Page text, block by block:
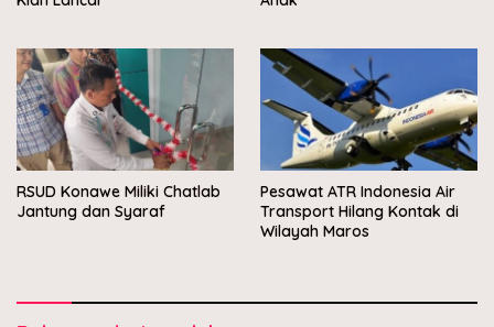
RSUD Konawe Miliki Chatlab
Jantung dan Syaraf
Pesawat ATR Indonesia Air
Transport Hilang Kontak di
Wilayah Maros